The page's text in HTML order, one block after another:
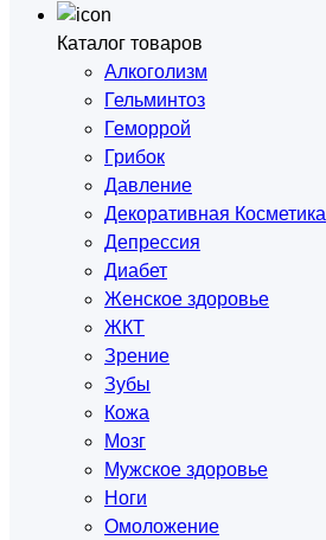
Каталог товаров
Алкоголизм
Гельминтоз
Геморрой
Грибок
Давление
Декоративная Косметика
Депрессия
Диабет
Женское здоровье
ЖКТ
Зрение
Зубы
Кожа
Мозг
Мужское здоровье
Ноги
Омоложение